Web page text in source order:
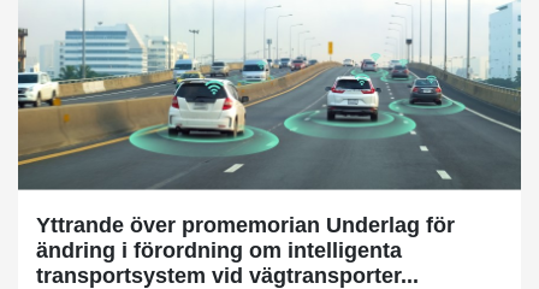
Yttrande över promemorian Underlag för
ändring i förordning om intelligenta
transportsystem vid vägtransporter...